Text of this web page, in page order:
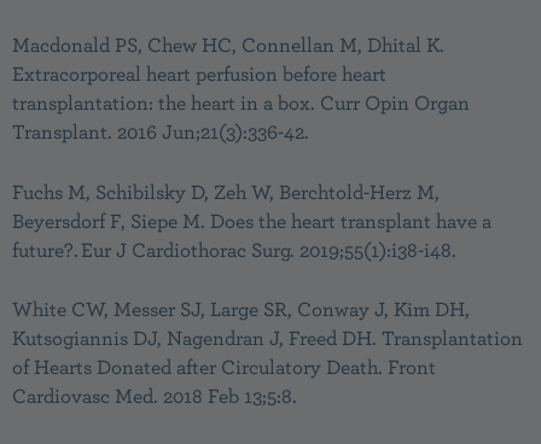
Macdonald PS, Chew HC, Connellan M, Dhital K.
Extracorporeal heart perfusion before heart
transplantation: the heart in a box. Curr Opin Organ
Transplant. 2016 Jun;21(3):336-42.
Fuchs M, Schibilsky D, Zeh W, Berchtold-Herz M,
Beyersdorf F, Siepe M. Does the heart transplant have a
future?. Eur J Cardiothorac Surg. 2019;55(1):i38-i48.
White CW, Messer SJ, Large SR, Conway J, Kim DH,
Kutsogiannis DJ, Nagendran J, Freed DH. Transplantation
of Hearts Donated after Circulatory Death. Front
Cardiovasc Med. 2018 Feb 13;5:8.